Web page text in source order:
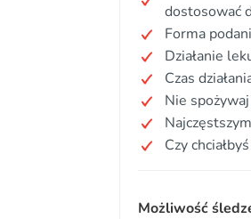
dostosować
Forma
Działanie
Czas
Nie
Czy
Możliwość